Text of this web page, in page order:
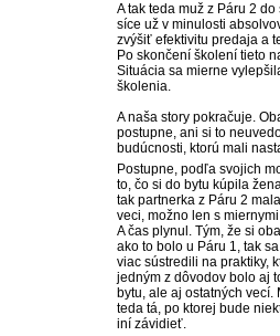
A tak teda muž z Páru 2
síce už v minulosti
zvýšiť efektivitu predaja a
Po skončení školení tieto
Situácia sa mierne
školenia.
A naša story pokračuje.
postupne, ani si to
budúcnosti, ktorú mali
Postupne, podľa svojich
to, čo si do bytu kúpila
tak partnerka z Páru 2
veci, možno len s
A čas plynul. Tým, že si
ako to bolo u Páru 1, tak
viac sústredili na praktiky,
jedným z dôvodov bolo aj
bytu, ale aj ostatných
teda tá, po ktorej bude
iní závidieť.